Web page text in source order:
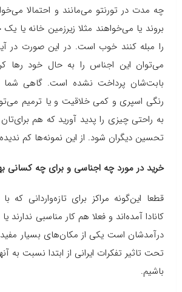
چه مدت در تورنتو می‌مانند و احتمالا
بروند یا می‌خواهند مثلا زیرزمین خانه یا
را مبله کنند خوب است. در این صورت در
می‌توان این اجناس را به حال خود رها
بابت‌شان پرداخت نشده است. گاهی
رنگی اسپری و کمی خلاقیت و یا ترمیم
به راحتی چیزی را پدید آورید که هم
تحسین دیگران شود. از این نمونه‌ها کم
خرید در مورد چه اجناسی و برای چه کسانی
قطعا این‌گونه مراکز برای تازه‌واردانی که
کانادا آمده‌اند و فعلا هم کار مناسبی ندارند
درآمدشان است یکی از مکان‌های بسیار
تحت تاثیر تفکرات ایرانی از ابتدا نسبت به
باشیم.